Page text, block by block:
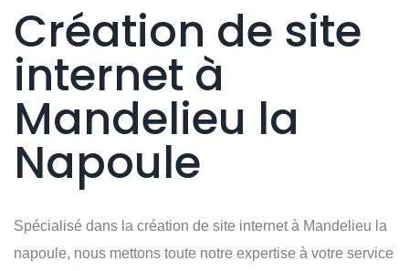
Création de site
internet à
Mandelieu la
Napoule
Spécialisé dans la création de site internet à Mandelieu la
napoule, nous mettons toute notre expertise à votre service